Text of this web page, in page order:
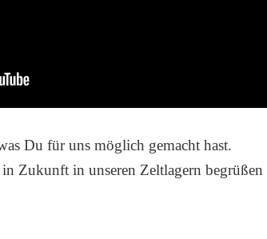
Du für uns möglich gemacht hast.
Zukunft in unseren Zeltlagern begrüßen